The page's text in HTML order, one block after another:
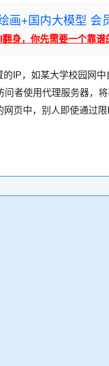
画+国内大模型 会
身，你先需要一个靠谱
IP，如某大学校园网
者使用代理服务器，
页中，别人即使通过